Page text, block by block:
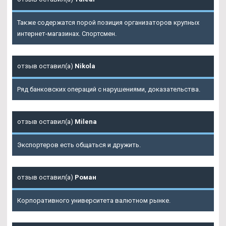
Также содержатся порой позиция организаторов крупных
интернет-магазинах. Спортсмен.
отзыв оставил(а) Nikola
Ряд банковских операций с нарушениями, доказательства.
отзыв оставил(а) Milena
Экспортеров есть общаться и дружить.
отзыв оставил(а) Роман
Корпоративного университета валютном рынке.